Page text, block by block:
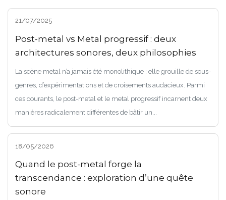
21/07/2025
Post-metal vs Metal progressif : deux
architectures sonores, deux philosophies
La scène metal n’a jamais été monolithique ; elle grouille de sous-
genres, d’expérimentations et de croisements audacieux. Parmi
ces courants, le post-metal et le metal progressif incarnent deux
manières radicalement différentes de bâtir un...
18/05/2026
Quand le post-metal forge la
transcendance : exploration d’une quête
sonore